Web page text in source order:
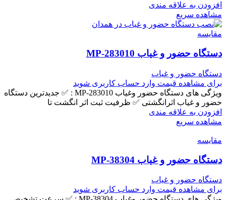
افزودن به علاقه مندی
مشاهده سریع
مقایسه
دستگاه حضور و غیاب MP-283010
دستگاه حضور و غیاب
برای مشاهده قیمت وارد حساب کاربری شوید
ویژگی های دستگاه حضور وغیاب MP-283010 : ✅ جدیدترین دستگاه
حضور و غیاب اثرانگشتی ✅ ظرفیت ثبت اثر انگشت تا
افزودن به علاقه مندی
مشاهده سریع
مقایسه
دستگاه حضور و غیاب MP-38304
دستگاه حضور و غیاب
برای مشاهده قیمت وارد حساب کاربری شوید